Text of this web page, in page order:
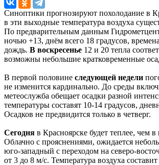
Синоптики прогнозируют похолодание в
в эти выходные температура воздуха
По предварительным данным
ночью +13, днём всего 18 градусов,
дождь. В воскресенье 12 и 20 тепла
возможны небольшие кратковременные
В первой половине следующей недели
не изменится кардинально. До среды
метеослужба обещает осадки разной
температуры составят 10-14 градусов,
Осадков не предвидится только в четверг.
Сегодня в Красноярске будет теплее, чем
Облачно с прояснениями, ожидается
юго-западный с переходом на северо-
от 3 до 8 м/с. Температура воздуха